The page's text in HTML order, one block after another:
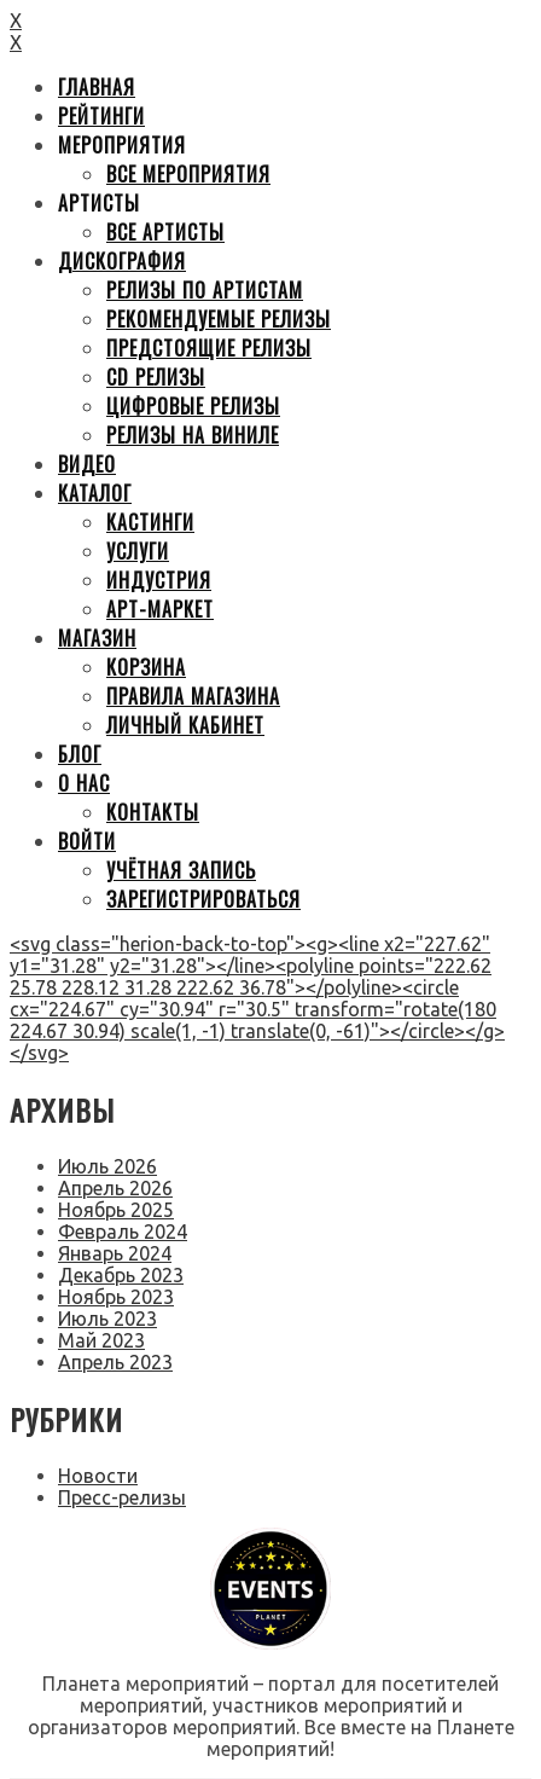
X
X
ГЛАВНАЯ
РЕЙТИНГИ
МЕРОПРИЯТИЯ
ВСЕ МЕРОПРИЯТИЯ
АРТИСТЫ
ВСЕ АРТИСТЫ
ДИСКОГРАФИЯ
РЕЛИЗЫ ПО АРТИСТАМ
РЕКОМЕНДУЕМЫЕ РЕЛИЗЫ
ПРЕДСТОЯЩИЕ РЕЛИЗЫ
CD РЕЛИЗЫ
ЦИФРОВЫЕ РЕЛИЗЫ
РЕЛИЗЫ НА ВИНИЛЕ
ВИДЕО
КАТАЛОГ
КАСТИНГИ
УСЛУГИ
ИНДУСТРИЯ
АРТ-МАРКЕТ
МАГАЗИН
КОРЗИНА
ПРАВИЛА МАГАЗИНА
ЛИЧНЫЙ КАБИНЕТ
БЛОГ
О НАС
КОНТАКТЫ
ВОЙТИ
УЧЁТНАЯ ЗАПИСЬ
ЗАРЕГИСТРИРОВАТЬСЯ
<svg class="herion-back-to-top"><g><line x2="227.62"
y1="31.28" y2="31.28"></line><polyline points="222.62
25.78 228.12 31.28 222.62 36.78"></polyline><circle
cx="224.67" cy="30.94" r="30.5" transform="rotate(180
224.67 30.94) scale(1, -1) translate(0, -61)"></circle></g>
</svg>
АРХИВЫ
Июль 2026
Апрель 2026
Ноябрь 2025
Февраль 2024
Январь 2024
Декабрь 2023
Ноябрь 2023
Июль 2023
Май 2023
Апрель 2023
РУБРИКИ
Новости
Пресс-релизы
Планета мероприятий – портал для посетителей
мероприятий, участников мероприятий и
организаторов мероприятий. Все вместе на Планете
мероприятий!